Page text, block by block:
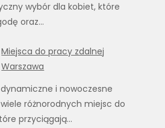
wybór dla kobiet, które
oraz…
Miejsca do pracy zdalnej
Warszawa
i nowoczesne
różnorodnych miejsc do
przyciągają…